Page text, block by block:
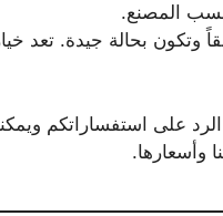
حسب المصنع.
وتكون بحالة جيدة. تعد
على استفساراتكم
وأسعارها.